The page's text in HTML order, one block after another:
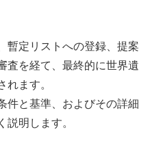
暫定リストへの登録、提案
査を経て、最終的に世界遺
れます。
件と基準、およびその詳細
説明します。